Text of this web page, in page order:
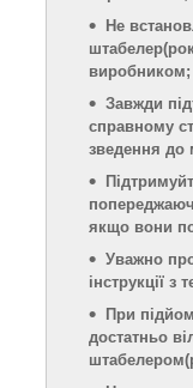
Не
штабелер
виробником;
Завжди
справному
зведення до
якщо вони
Уважно
інструкції з
При
достатньо
штабелером